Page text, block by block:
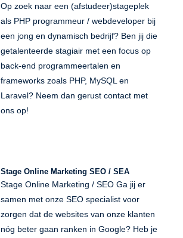
Op zoek naar een (afstudeer)stageplek
als PHP programmeur / webdeveloper bij
een jong en dynamisch bedrijf? Ben jij die
getalenteerde stagiair met een focus op
back-end programmeertalen en
frameworks zoals PHP, MySQL en
Laravel? Neem dan gerust contact met
ons op!
Stage Online Marketing SEO / SEA
Stage Online Marketing / SEO Ga jij er
samen met onze SEO specialist voor
zorgen dat de websites van onze klanten
nóg beter gaan ranken in Google? Heb je